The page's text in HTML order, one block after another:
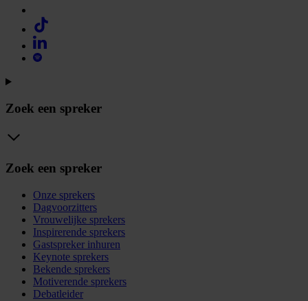
Zoek een spreker
Zoek een spreker
Onze sprekers
Dagvoorzitters
Vrouwelijke sprekers
Inspirerende sprekers
Gastspreker inhuren
Keynote sprekers
Bekende sprekers
Motiverende sprekers
Debatleider